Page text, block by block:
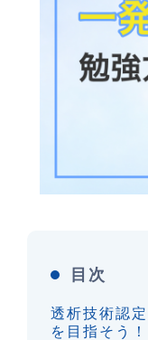
目次
透析技術認
を目指そう！